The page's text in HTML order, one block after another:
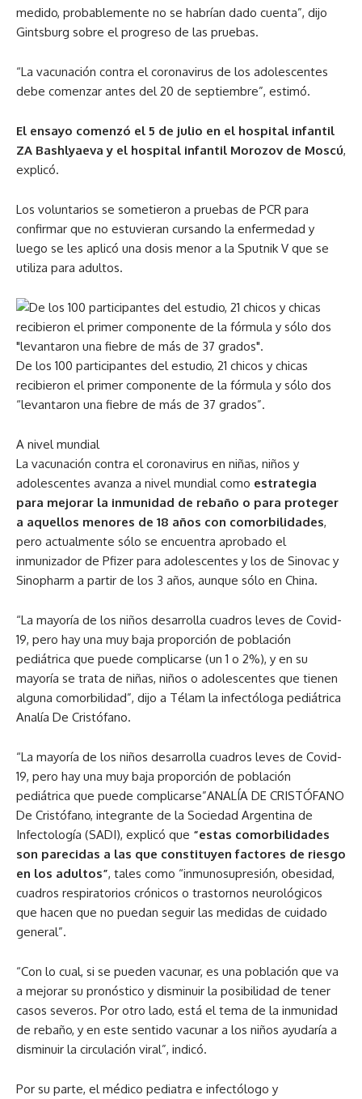
medido, probablemente no se habrían dado cuenta”, dijo
Gintsburg sobre el progreso de las pruebas.
“La vacunación contra el coronavirus de los adolescentes
debe comenzar antes del 20 de septiembre”, estimó.
El ensayo comenzó el 5 de julio en el hospital infantil
ZA Bashlyaeva y el hospital infantil Morozov de Moscú,
explicó.
Los voluntarios se sometieron a pruebas de PCR para
confirmar que no estuvieran cursando la enfermedad y
luego se les aplicó una dosis menor a la Sputnik V que se
utiliza para adultos.
De los 100 participantes del estudio, 21 chicos y chicas
recibieron el primer componente de la fórmula y sólo dos
“levantaron una fiebre de más de 37 grados”.
A nivel mundial
La vacunación contra el coronavirus en niñas, niños y
adolescentes avanza a nivel mundial como estrategia
para mejorar la inmunidad de rebaño o para proteger
a aquellos menores de 18 años con comorbilidades,
pero actualmente sólo se encuentra aprobado el
inmunizador de Pfizer para adolescentes y los de Sinovac y
Sinopharm a partir de los 3 años, aunque sólo en China.
“La mayoría de los niños desarrolla cuadros leves de Covid-
19, pero hay una muy baja proporción de población
pediátrica que puede complicarse (un 1 o 2%), y en su
mayoría se trata de niñas, niños o adolescentes que tienen
alguna comorbilidad”, dijo a Télam la infectóloga pediátrica
Analía De Cristófano.
“La mayoría de los niños desarrolla cuadros leves de Covid-
19, pero hay una muy baja proporción de población
pediátrica que puede complicarse”ANALÍA DE CRISTÓFANO
De Cristófano, integrante de la Sociedad Argentina de
Infectología (SADI), explicó que “estas comorbilidades
son parecidas a las que constituyen factores de riesgo
en los adultos”, tales como “inmunosupresión, obesidad,
cuadros respiratorios crónicos o trastornos neurológicos
que hacen que no puedan seguir las medidas de cuidado
general”.
“Con lo cual, si se pueden vacunar, es una población que va
a mejorar su pronóstico y disminuir la posibilidad de tener
casos severos. Por otro lado, está el tema de la inmunidad
de rebaño, y en este sentido vacunar a los niños ayudaría a
disminuir la circulación viral”, indicó.
Por su parte, el médico pediatra e infectólogo y